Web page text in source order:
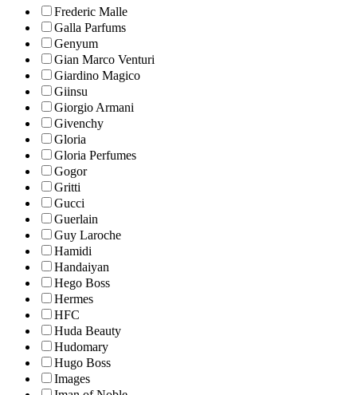
Frederic Malle
Galla Parfums
Genyum
Gian Marco Venturi
Giardino Magico
Giinsu
Giorgio Armani
Givenchy
Gloria
Gloria Perfumes
Gogor
Gritti
Gucci
Guerlain
Guy Laroche
Hamidi
Handaiyan
Hego Boss
Hermes
HFC
Huda Beauty
Hudomary
Hugo Boss
Images